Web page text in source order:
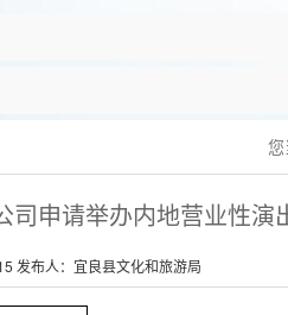
您
申请举办内地营业性演
发布人：宜良县文化和旅游局